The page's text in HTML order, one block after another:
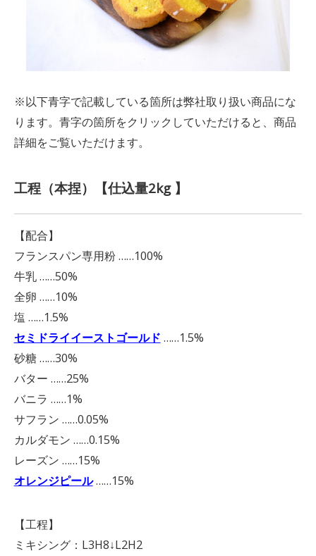
※以下青字で記載している箇所は弊社取り扱い商品にな
ります。青字の箇所をクリックしていただけると、商品
詳細をご覧いただけます。
工程（本捏）【仕込量2kg 】
【配合】
フランスパン専用粉 ……100%
牛乳 ……50%
全卵 ……10%
塩 ……1.5%
セミドライイーストゴールド ……1.5%
砂糖 ……30%
バター ……25%
バニラ ……1%
サフラン ……0.05%
カルダモン ……0.15%
レーズン ……15%
オレンジピール……15%
【工程】
ミキシング：L3H8↓L2H2